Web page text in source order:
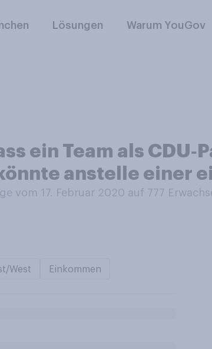
Lösungen Warum YouGov
ein Team als
anstelle einer
vom 17. Februar 2020 auf 777
West Einkommen